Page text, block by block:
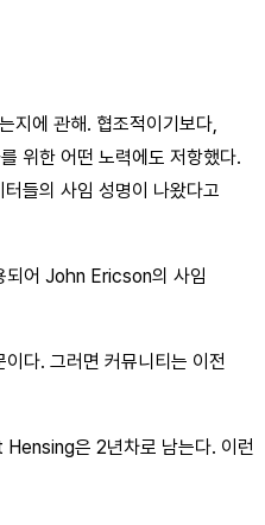
지에 관해. 협조적이기보다,
위한 어떤 노력에도 저항했다.
들의 사임 성명이 나왔다고
되어 John Ericson의 사임
다. 그러면 커뮤니티는 이전
은 2년차로 남는다. 이런